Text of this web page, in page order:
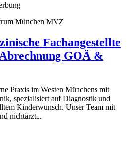
München MVZ
Fachangestellte
GOÄ &
Praxis im Westen Münchens mit
spezialisiert auf Diagnostik und
Kinderwunsch. Unser Team mit
nichtärzt...